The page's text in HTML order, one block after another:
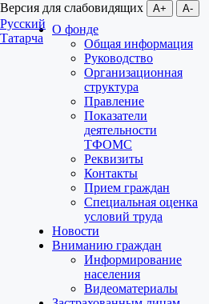
Версия для слабовидящих
A+ A-
Русский
Татарча
О фонде
Общая информация
Руководство
Организационная
структура
Правление
Показатели
деятельности
ТФОМС
Реквизиты
Контакты
Прием граждан
Специальная оценка
условий труда
Новости
Вниманию граждан
Информирование
населения
Видеоматериалы